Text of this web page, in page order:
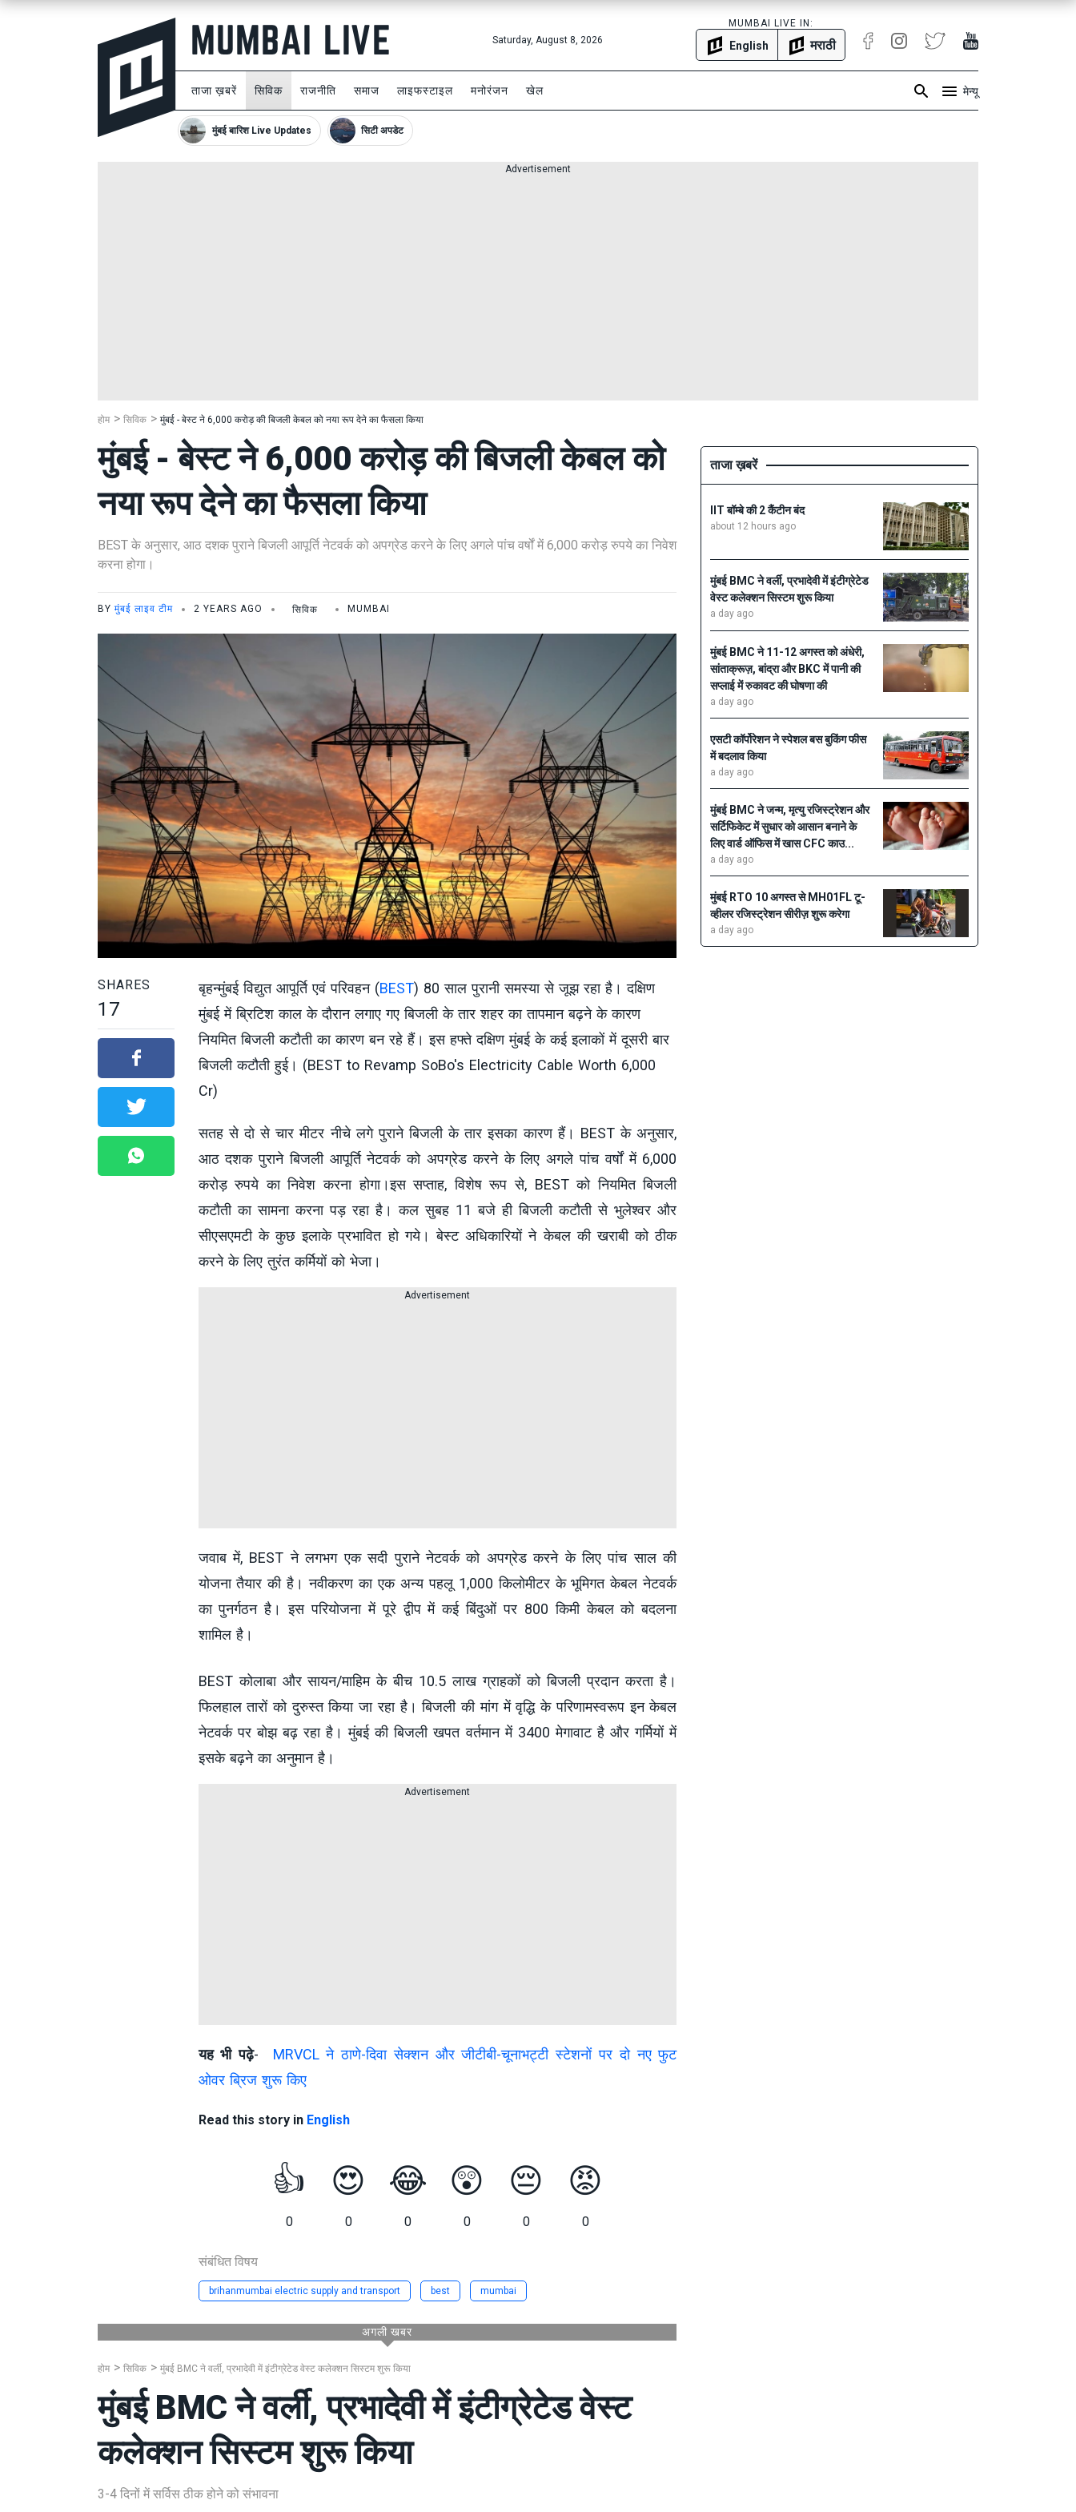
Saturday, August 8, 2026
MUMBAI LIVE IN:
English मराठी
ताजा ख़बरें सिविक राजनीति समाज लाइफस्टाइल मनोरंजन खेल मेन्यू
मुंबई बारिश Live Updates सिटी अपडेट
Advertisement
होम सिविक मुंबई - बेस्ट ने 6,000 करोड़ की बिजली केबल को नया रूप देने का फैसला किया
मुंबई - बेस्ट ने 6,000 करोड़ की बिजली केबल को
नया रूप देने का फैसला किया
BEST के अनुसार, आठ दशक पुराने बिजली आपूर्ति नेटवर्क को अपग्रेड करने के लिए अगले पांच वर्षों में 6,000 करोड़ रुपये का निवेश
करना होगा।
BY मुंबई लाइव टीम 2 YEARS AGO सिविक MUMBAI
SHARES
17
बृहन्मुंबई विद्युत आपूर्ति एवं परिवहन (BEST) 80 साल पुरानी समस्या से जूझ रहा है। दक्षिण
मुंबई में ब्रिटिश काल के दौरान लगाए गए बिजली के तार शहर का तापमान बढ़ने के कारण
नियमित बिजली कटौती का कारण बन रहे हैं। इस हफ्ते दक्षिण मुंबई के कई इलाकों में दूसरी बार
बिजली कटौती हुई। (BEST to Revamp SoBo's Electricity Cable Worth 6,000
Cr)
सतह से दो से चार मीटर नीचे लगे पुराने बिजली के तार इसका कारण हैं। BEST के अनुसार,
आठ दशक पुराने बिजली आपूर्ति नेटवर्क को अपग्रेड करने के लिए अगले पांच वर्षों में 6,000
करोड़ रुपये का निवेश करना होगा।इस सप्ताह, विशेष रूप से, BEST को नियमित बिजली
कटौती का सामना करना पड़ रहा है। कल सुबह 11 बजे ही बिजली कटौती से भुलेश्वर और
सीएसएमटी के कुछ इलाके प्रभावित हो गये। बेस्ट अधिकारियों ने केबल की खराबी को ठीक
करने के लिए तुरंत कर्मियों को भेजा।
Advertisement
जवाब में, BEST ने लगभग एक सदी पुराने नेटवर्क को अपग्रेड करने के लिए पांच साल की
योजना तैयार की है। नवीकरण का एक अन्य पहलू 1,000 किलोमीटर के भूमिगत केबल नेटवर्क
का पुनर्गठन है। इस परियोजना में पूरे द्वीप में कई बिंदुओं पर 800 किमी केबल को बदलना
शामिल है।
BEST कोलाबा और सायन/माहिम के बीच 10.5 लाख ग्राहकों को बिजली प्रदान करता है।
फिलहाल तारों को दुरुस्त किया जा रहा है। बिजली की मांग में वृद्धि के परिणामस्वरूप इन केबल
नेटवर्क पर बोझ बढ़ रहा है। मुंबई की बिजली खपत वर्तमान में 3400 मेगावाट है और गर्मियों में
इसके बढ़ने का अनुमान है।
Advertisement
यह भी पढ़े- MRVCL ने ठाणे-दिवा सेक्शन और जीटीबी-चूनाभट्टी स्टेशनों पर दो नए फुट
ओवर ब्रिज शुरू किए
Read this story in English
👍
0
😍
0
😂
0
😲
0
😔
0
😡
0
संबंधित विषय
brihanmumbai electric supply and transport best mumbai
अगली खबर
होम सिविक मुंबई BMC ने वर्ली, प्रभादेवी में इंटीग्रेटेड वेस्ट कलेक्शन सिस्टम शुरू किया
मुंबई BMC ने वर्ली, प्रभादेवी में इंटीग्रेटेड वेस्ट
कलेक्शन सिस्टम शुरू किया
3-4 दिनों में सर्विस ठीक होने को संभावना
ताजा ख़बरें
IIT बॉम्बे की 2 कैंटीन बंद
about 12 hours ago
मुंबई BMC ने वर्ली, प्रभादेवी में इंटीग्रेटेड
वेस्ट कलेक्शन सिस्टम शुरू किया
a day ago
मुंबई BMC ने 11-12 अगस्त को अंधेरी,
सांताक्रूज़, बांद्रा और BKC में पानी की
सप्लाई में रुकावट की घोषणा की
a day ago
एसटी कॉर्पोरेशन ने स्पेशल बस बुकिंग फीस
में बदलाव किया
a day ago
मुंबई BMC ने जन्म, मृत्यु रजिस्ट्रेशन और
सर्टिफिकेट में सुधार को आसान बनाने के
लिए वार्ड ऑफिस में खास CFC काउ...
a day ago
मुंबई RTO 10 अगस्त से MH01FL टू-
व्हीलर रजिस्ट्रेशन सीरीज़ शुरू करेगा
a day ago